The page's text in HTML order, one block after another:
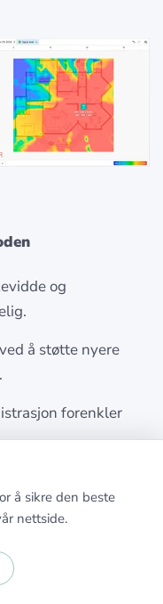
og
å støtte nyere
forenkler
med andre
antenner eller
helt i
uten ekstra
å sikre den beste
nettside.